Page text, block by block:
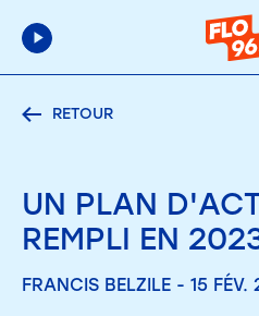
RETOUR
UN PLAN
REMPLI EN
FRANCIS BELZILE - 15 FÉV.